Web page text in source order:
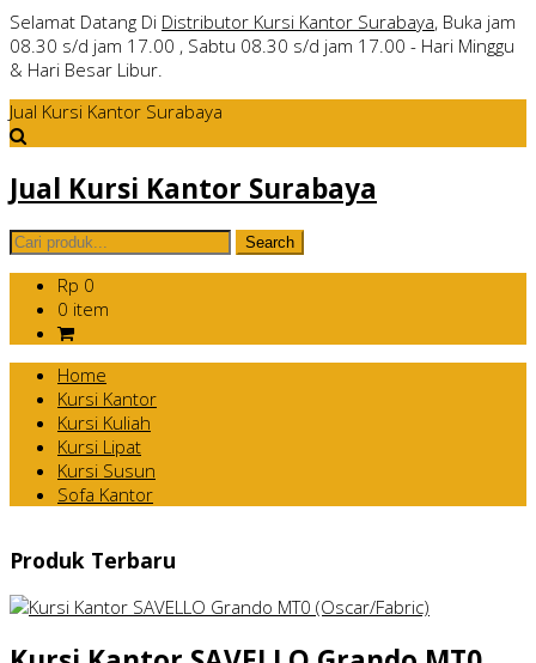
Selamat Datang Di Distributor Kursi Kantor Surabaya, Buka jam
08.30 s/d jam 17.00 , Sabtu 08.30 s/d jam 17.00 - Hari Minggu
& Hari Besar Libur.
Jual Kursi Kantor Surabaya
Jual Kursi Kantor Surabaya
Rp 0
0 item
Home
Kursi Kantor
Kursi Kuliah
Kursi Lipat
Kursi Susun
Sofa Kantor
Produk Terbaru